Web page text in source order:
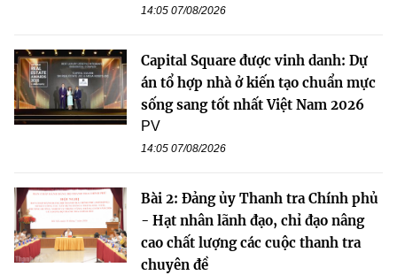
14:05 07/08/2026
Capital Square được vinh danh: Dự
án tổ hợp nhà ở kiến tạo chuẩn mực
sống sang tốt nhất Việt Nam 2026
PV
14:05 07/08/2026
Bài 2: Đảng ủy Thanh tra Chính phủ
- Hạt nhân lãnh đạo, chỉ đạo nâng
cao chất lượng các cuộc thanh tra
chuyên đề